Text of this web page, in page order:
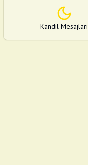
Kandil Mesajları